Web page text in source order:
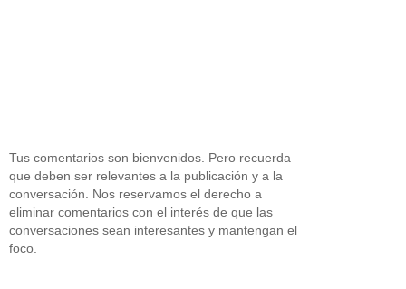
Tus comentarios son bienvenidos. Pero recuerda
que deben ser relevantes a la publicación y a la
conversación. Nos reservamos el derecho a
eliminar comentarios con el interés de que las
conversaciones sean interesantes y mantengan el
foco.